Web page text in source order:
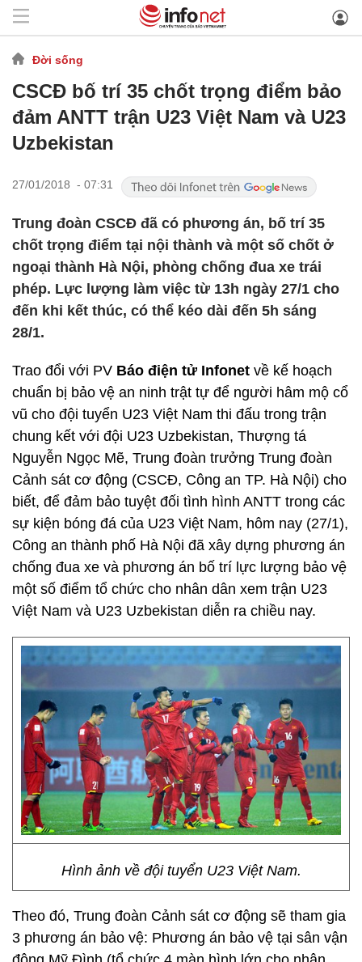
Đời sống
CSCĐ bố trí 35 chốt trọng điểm bảo
đảm ANTT trận U23 Việt Nam và U23
Uzbekistan
27/01/2018 - 07:31
Trung đoàn CSCĐ đã có phương án, bố trí 35
chốt trọng điểm tại nội thành và một số chốt ở
ngoại thành Hà Nội, phòng chống đua xe trái
phép. Lực lượng làm việc từ 13h ngày 27/1 cho
đến khi kết thúc, có thể kéo dài đến 5h sáng
28/1.
Trao đổi với PV Báo điện tử Infonet về kế hoạch
chuẩn bị bảo vệ an ninh trật tự để người hâm mộ cổ
vũ cho đội tuyển U23 Việt Nam thi đấu trong trận
chung kết với đội U23 Uzbekistan, Thượng tá
Nguyễn Ngọc Mẽ, Trung đoàn trưởng Trung đoàn
Cảnh sát cơ động (CSCĐ, Công an TP. Hà Nội) cho
biết, để đảm bảo tuyệt đối tình hình ANTT trong các
sự kiện bóng đá của U23 Việt Nam, hôm nay (27/1),
Công an thành phố Hà Nội đã xây dựng phương án
chống đua xe và phương án bố trí lực lượng bảo vệ
một số điểm tổ chức cho nhân dân xem trận U23
Việt Nam và U23 Uzbekistan diễn ra chiều nay.
Hình ảnh về đội tuyển U23 Việt Nam.
Theo đó, Trung đoàn Cảnh sát cơ động sẽ tham gia
3 phương án bảo vệ: Phương án bảo vệ tại sân vận